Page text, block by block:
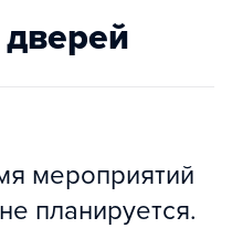
мероприятий
планируется.